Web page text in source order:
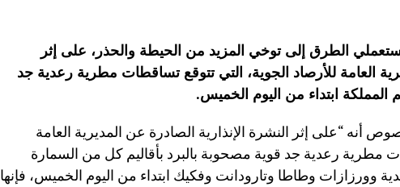
الطرق إلى توخي المزيد من الحيطة والحذر، على إثر
العامة للأرصاد الجوية، التي تتوقع تساﻗﻄﺎﺕ مطرية رعدية جد
المملكة ابتداء من اليوم الخميس.
أنه “على إثر النشرة الإنذارية الصادرة عن المديرية العامة
مطرية رعدية جد قوية مصحوبة بالبرد بأقاليم كل من ﺍﻟﺴﻤﺎﺭﺓ
وﻭﺭﺯﺍﺯﺍﺕ ﻭﻃﺎطا وﺗﺎﺭﻭﺩﺍﻧﺖ وﻓﻜﻴﻚ ابتداء من اليوم الخميس، فإنها